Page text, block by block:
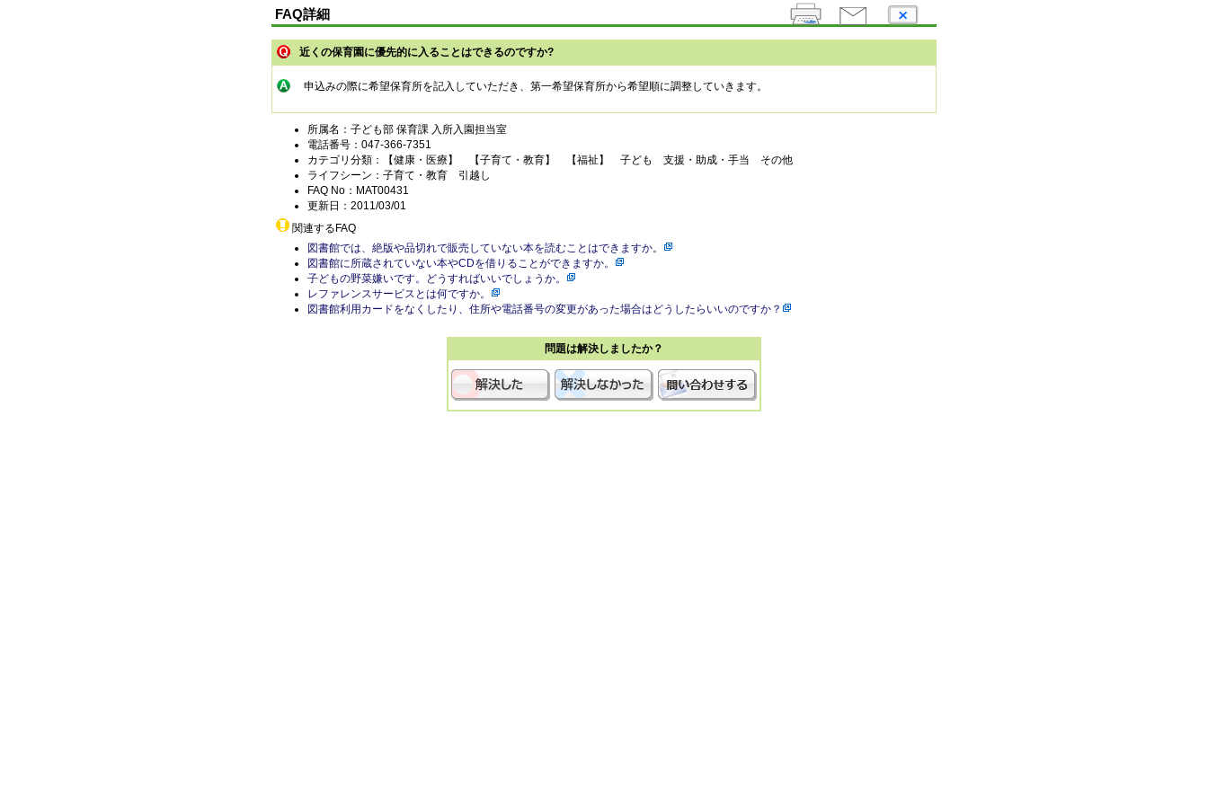
FAQ詳細
近くの保育園に優先的に入ることはできるのですか?
申込みの際に希望保育所を記入していただき、第一希望保育所から希望順に調整していきます。
所属名：子ども部 保育課 入所入園担当室
電話番号：047-366-7351
カテゴリ分類：【健康・医療】 【子育て・教育】 【福祉】 子ども 支援・助成・手当 その他
ライフシーン：子育て・教育 引越し
FAQ No：MAT00431
更新日：2011/03/01
関連するFAQ
図書館では、絶版や品切れで販売していない本を読むことはできますか。
図書館に所蔵されていない本やCDを借りることができますか。
子どもの野菜嫌いです。どうすればいいでしょうか。
レファレンスサービスとは何ですか。
図書館利用カードをなくしたり、住所や電話番号の変更があった場合はどうしたらいいのですか？
問題は解決しましたか？